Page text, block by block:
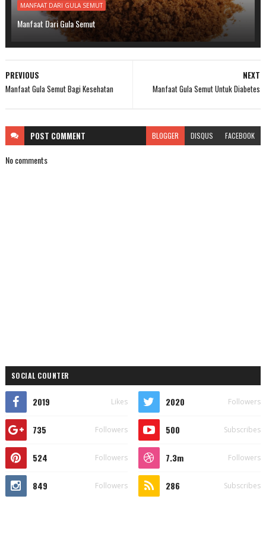
MANFAAT DARI GULA SEMUT
Manfaat Dari Gula Semut
NEXT
Manfaat Gula Semut Untuk Diabetes
PREVIOUS
Manfaat Gula Semut Bagi Kesehatan
POST COMMENT BLOGGER DISQUS FACEBOOK
No comments
SOCIAL COUNTER
2019 Likes 2020 Followers
735 Followers 500 Subscribes
524 Followers 7.3m Followers
849 Followers 286 Subscribes